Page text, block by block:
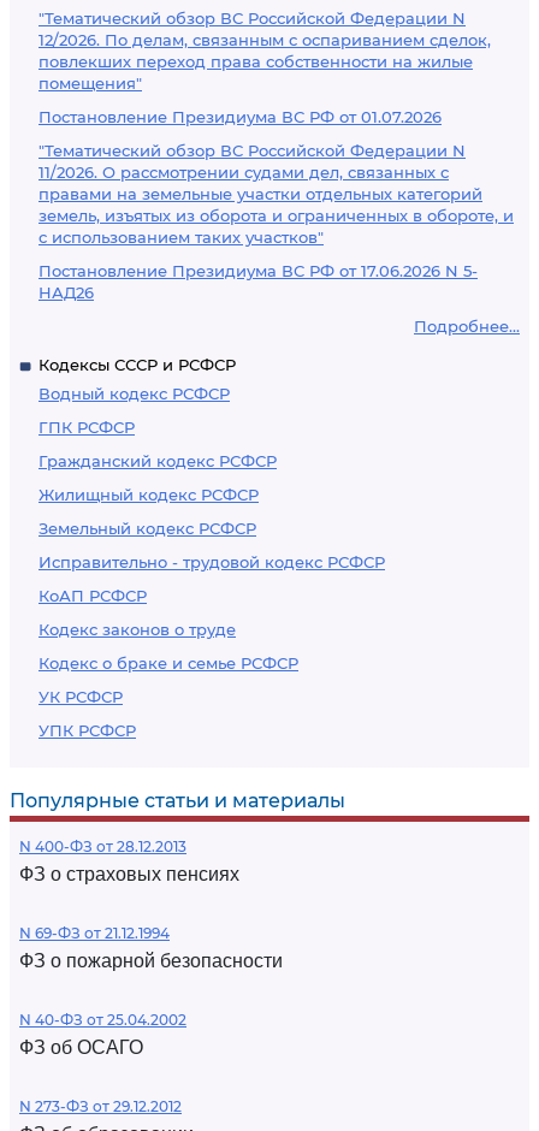
"Тематический обзор ВС Российской Федерации N
12/2026. По делам, связанным с оспариванием сделок,
повлекших переход права собственности на жилые
помещения"
Постановление Президиума ВС РФ от 01.07.2026
"Тематический обзор ВС Российской Федерации N
11/2026. О рассмотрении судами дел, связанных с
правами на земельные участки отдельных категорий
земель, изъятых из оборота и ограниченных в обороте, и
с использованием таких участков"
Постановление Президиума ВС РФ от 17.06.2026 N 5-
НАД26
Подробнее...
Кодексы СССР и РСФСР
Водный кодекс РСФСР
ГПК РСФСР
Гражданский кодекс РСФСР
Жилищный кодекс РСФСР
Земельный кодекс РСФСР
Исправительно - трудовой кодекс РСФСР
КоАП РСФСР
Кодекс законов о труде
Кодекс о браке и семье РСФСР
УК РСФСР
УПК РСФСР
Популярные статьи и материалы
N 400-ФЗ от 28.12.2013
ФЗ о страховых пенсиях
N 69-ФЗ от 21.12.1994
ФЗ о пожарной безопасности
N 40-ФЗ от 25.04.2002
ФЗ об ОСАГО
N 273-ФЗ от 29.12.2012